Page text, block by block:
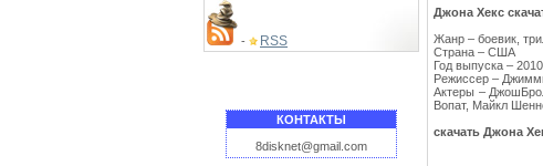
- RSS
КОНТАКТЫ
8disknet@gmail.com
Джона Хекс
Жанр – боевик,
Страна – США
Год выпуска – 2010
Режиссер –
Актеры –
Вопат, Майкл
скачать Джона